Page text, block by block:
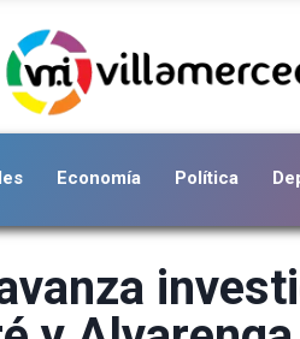
Economía Política